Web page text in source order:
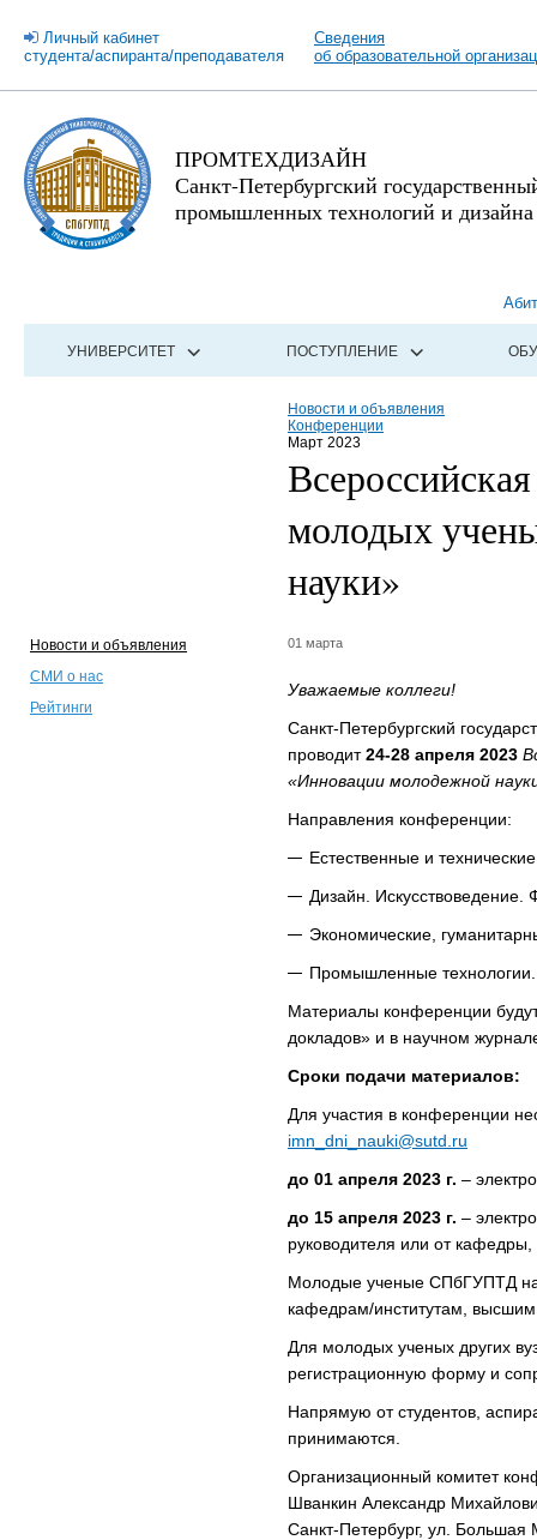
Личный кабинет
студента/аспиранта/преподавателя
Сведения
об образовательной
ПРОМТЕХДИЗАЙН
Санкт-Петербургский
промышленных технологий и дизайна
УНИВЕРСИТЕТ ПОСТУПЛЕНИЕ
Новости и объявления
Конференции
Март 2023
молодых
науки»
Новости и объявления
СМИ о нас
Рейтинги
01 марта
Уважаемые коллеги!
Санкт-Петербургский
проводит24-28 апреля 2023
«Инновации молодежной
Направления конференции:
Естественные и
Дизайн. Искусствоведение.
Экономические,
Промышленные технологии.
Материалы конференции
докладов» и в научном
Сроки подачи материалов:
Для участия в конференции
imn_dni_nauki@sutd.ru
до 01 апреля 2023 г. –
до 15 апреля 2023 г. –
руководителя или от кафедры,
Молодые ученые СПбГУПТД
кафедрам/институтам,
Для молодых ученых других
регистрационную форму и
Напрямую от студентов,
принимаются.
Организационный комитет
Шванкин Александр
Санкт-Петербург, ул.